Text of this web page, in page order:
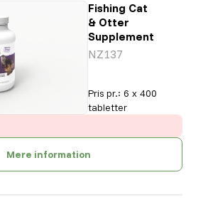
Fishing Cat
& Otter
Supplement
NZ137
Pris pr.: 6 x 400
tabletter
Mere information